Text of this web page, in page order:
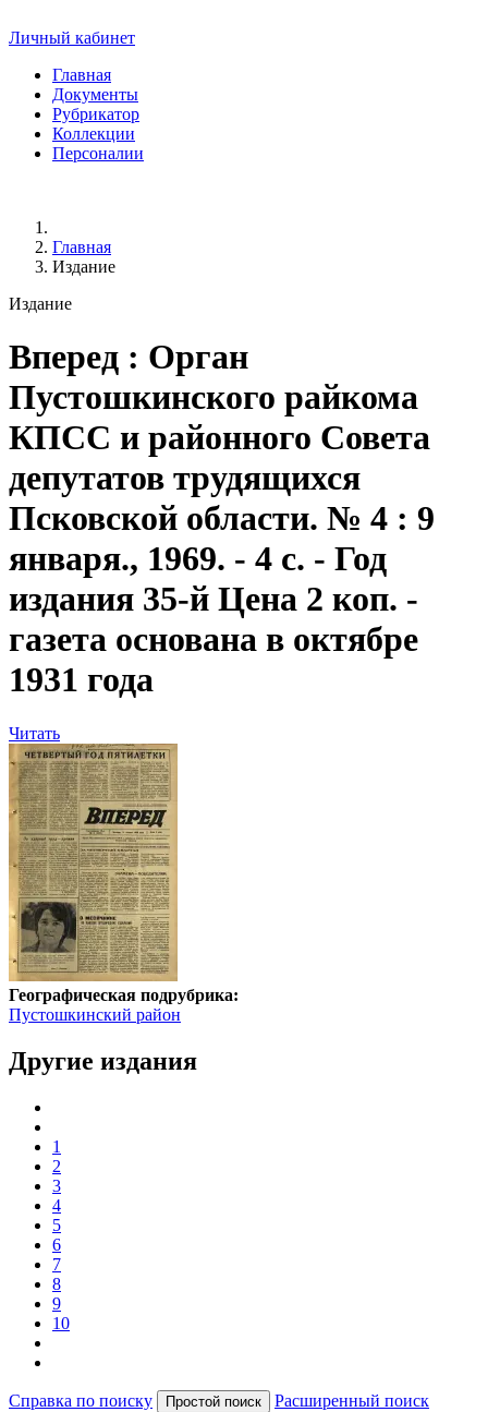
Личный кабинет
Главная
Документы
Рубрикатор
Коллекции
Персоналии
Главная
Издание
Издание
Вперед : Орган
Пустошкинского райкома
КПСС и районного Совета
депутатов трудящихся
Псковской области. № 4 : 9
января., 1969. - 4 с. - Год
издания 35-й Цена 2 коп. -
газета основана в октябре
1931 года
Читать
Географическая подрубрика:
Пустошкинский район
Другие издания
1
2
3
4
5
6
7
8
9
10
Справка по поиску
Расширенный поиск